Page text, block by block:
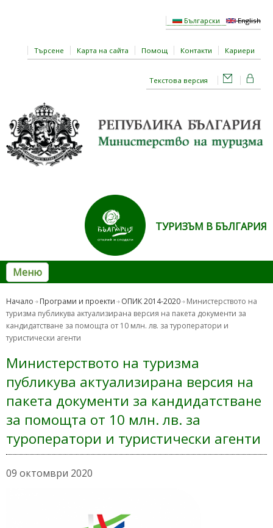
Български English
Търсене Карта на сайта Помощ Контакти Кариери
Текстова версия
ТУРИЗЪМ В БЪЛГАРИЯ
Меню
Начало Програми и проекти ОПИК 2014-2020
Министерството на
туризма публикува актуализирана версия на пакета документи за
кандидатстване за помощта от 10 млн. лв. за туроператори и
туристически агенти
Министерството на туризма
публикува актуализирана версия на
пакета документи за кандидатстване
за помощта от 10 млн. лв. за
туроператори и туристически агенти
09 октомври 2020